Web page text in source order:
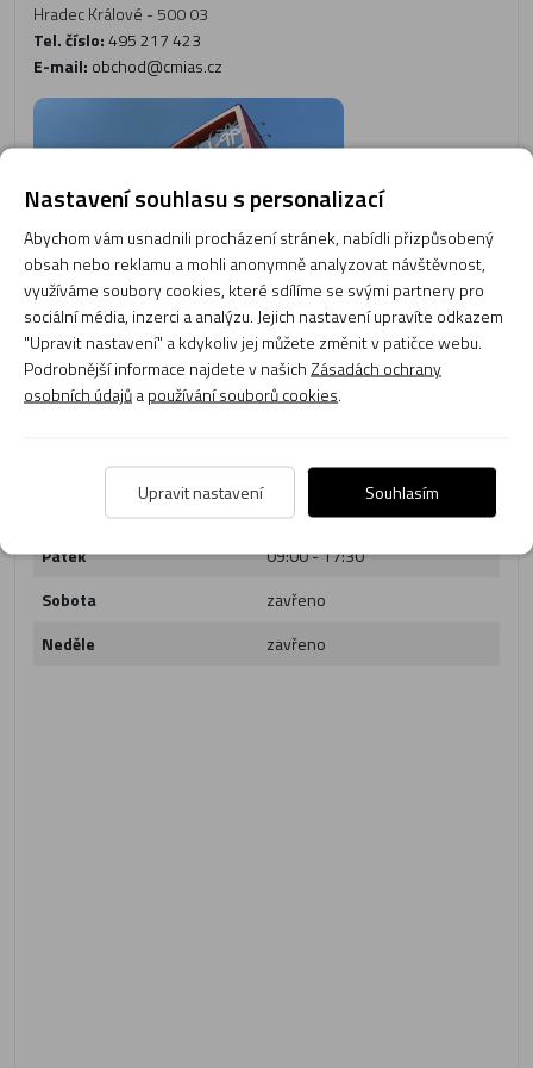
Hradec Králové - 500 03
Tel. číslo:495 217 423
E-mail: obchod@cmias.cz
Otevírací doba:
Pondělí
09:00 - 17:30
09:00 - 17:30
09:00 - 17:30
Pátek
09:00 - 17:30
Sobota
zavřeno
Neděle
zavřeno
Nastavení souhlasu s personalizací
Abychom vám usnadnili procházení stránek, nabídli přizpůsobený
obsah nebo reklamu a mohli anonymně analyzovat návštěvnost,
využíváme soubory cookies, které sdílíme se svými partnery pro
sociální média, inzerci a analýzu. Jejich nastavení upravíte odkazem
"Upravit nastavení" a kdykoliv jej můžete změnit v patičce webu.
Podrobnější informace najdete v našich Zásadách ochrany
osobních údajůapoužívání souborů cookies.
Upravit nastavení Souhlasím